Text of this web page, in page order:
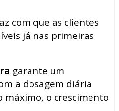
com que as clientes
já nas primeiras
garante um
a dosagem diária
máximo, o crescimento